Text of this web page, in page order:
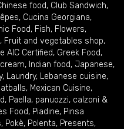
food, Club Sandwich,
, Cucina Georgiana,
Food, Fish, Flowers,
, Fruit and vegetables shop,
AIC Certified, Greek Food,
cream, Indian food, Japanese,
, Laundry, Lebanese cuisine,
, Mexican Cuisine,
, Paella, panuozzi, calzoni &
Food, Piadine, Pinsa
, Pokè, Polenta, Presents,